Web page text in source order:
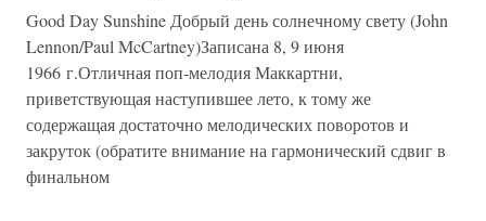
Good Day Sunshine Добрый день солнечному свету (John
Lennon/Paul McCartney)Записана 8, 9 июня
1966 г.Отличная поп-мелодия Маккартни,
приветствующая наступившее лето, к тому же
содержащая достаточно мелодических поворотов и
закруток (обратите внимание на гармонический сдвиг в
финальном